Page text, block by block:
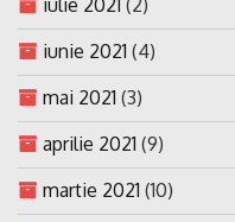
iunie 2021 (4)
mai 2021 (3)
aprilie 2021 (9)
martie 2021 (10)